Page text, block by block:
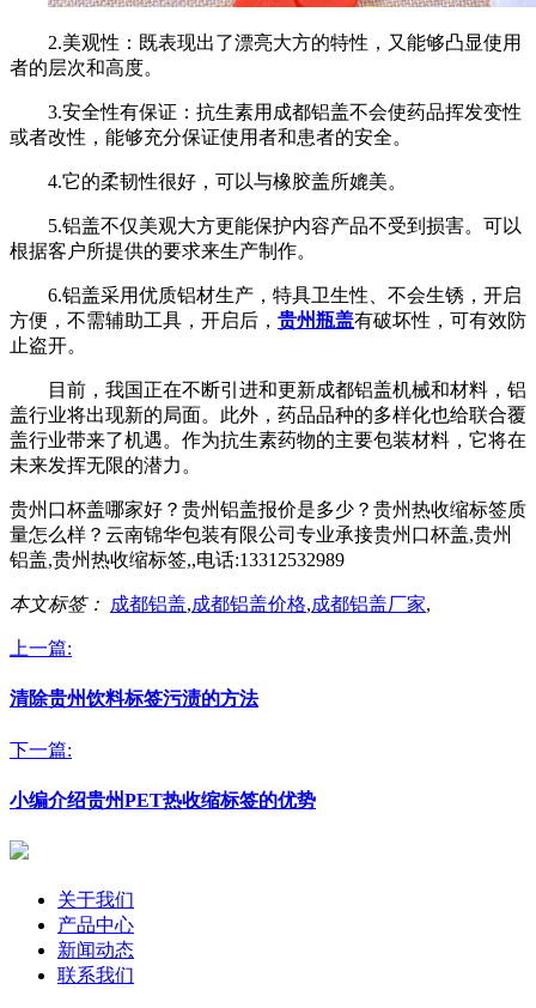
2.美观性：既表现出了漂亮大方的特性，又能够凸显使用
者的层次和高度。
3.安全性有保证：抗生素用成都铝盖不会使药品挥发变性
或者改性，能够充分保证使用者和患者的安全。
4.它的柔韧性很好，可以与橡胶盖所媲美。
5.铝盖不仅美观大方更能保护内容产品不受到损害。可以
根据客户所提供的要求来生产制作。
6.铝盖采用优质铝材生产，特具卫生性、不会生锈，开启
方便，不需辅助工具，开启后， 贵州瓶盖有破坏性，可有效防
止盗开。
目前，我国正在不断引进和更新成都铝盖机械和材料，铝
盖行业将出现新的局面。此外，药品品种的多样化也给联合覆
盖行业带来了机遇。作为抗生素药物的主要包装材料，它将在
未来发挥无限的潜力。
贵州口杯盖哪家好？贵州铝盖报价是多少？贵州热收缩标签质
量怎么样？云南锦华包装有限公司专业承接贵州口杯盖,贵州
铝盖,贵州热收缩标签,,电话:13312532989
本文标签： 成都铝盖,成都铝盖价格,成都铝盖厂家,
上一篇:
清除贵州饮料标签污渍的方法
下一篇:
小编介绍贵州PET热收缩标签的优势
关于我们
产品中心
新闻动态
联系我们